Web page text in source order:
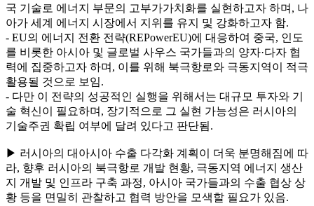
국 기술로 에너지 부문의 고부가가치화를 실현하고자 하며, 나
아가 세계 에너지 시장에서 지위를 유지 및 강화하고자 함.
- EU의 에너지 전환 전략(REPowerEU)에 대응하여 중국, 인도
를 비롯한 아시아 및 글로벌 사우스 국가들과의 양자·다자 협
력에 집중하고자 하며, 이를 위해 북극항로와 극동지역이 적극
활용될 것으로 보임.
- 다만 이 전략의 성공적인 실행을 위해서는 대규모 투자와 기
술 혁신이 필요하며, 장기적으로 그 실현 가능성은 러시아의
기술주권 확립 여부에 달려 있다고 판단됨.
▶ 러시아의 대아시아 수출 다각화 계획이 더욱 분명해짐에 따
라, 향후 러시아의 북극항로 개발 현황, 극동지역 에너지 생산
지 개발 및 인프라 구축 과정, 아시아 국가들과의 수출 협상 상
황 등을 면밀히 관찰하고 협력 방안을 모색할 필요가 있음.